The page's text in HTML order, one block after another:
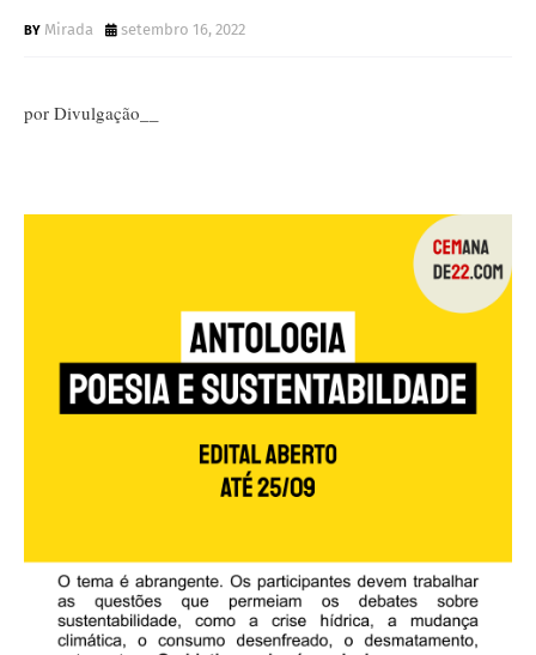
Mirada setembro 16, 2022
por Divulgação__